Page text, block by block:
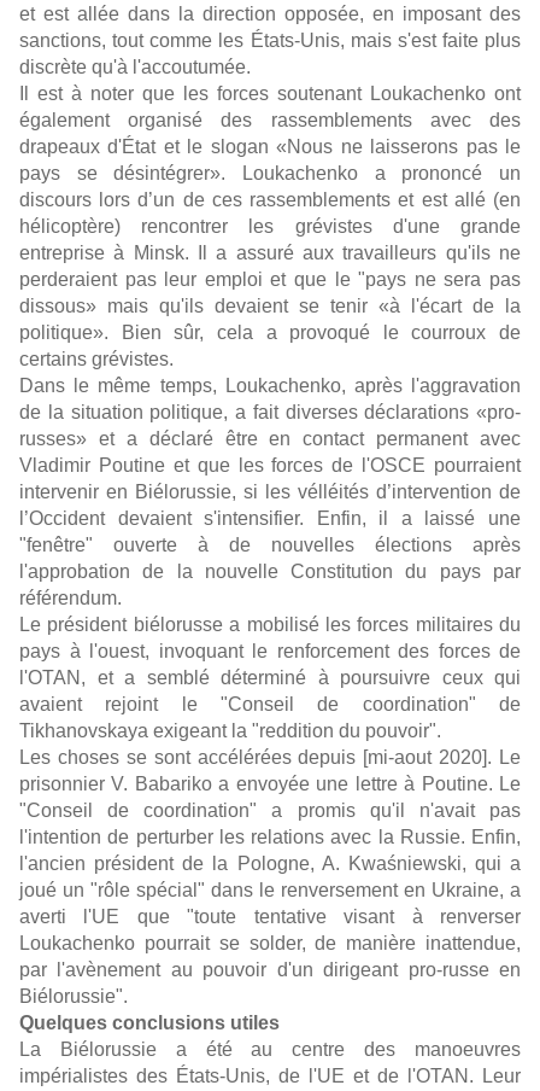
et est allée dans la direction opposée, en imposant des
sanctions, tout comme les États-Unis, mais s'est faite plus
discrète qu'à l'accoutumée.
Il est à noter que les forces soutenant Loukachenko ont
également organisé des rassemblements avec des
drapeaux d'État et le slogan «Nous ne laisserons pas le
pays se désintégrer». Loukachenko a prononcé un
discours lors d’un de ces rassemblements et est allé (en
hélicoptère) rencontrer les grévistes d'une grande
entreprise à Minsk. Il a assuré aux travailleurs qu'ils ne
perderaient pas leur emploi et que le "pays ne sera pas
dissous» mais qu'ils devaient se tenir «à l'écart de la
politique». Bien sûr, cela a provoqué le courroux de
certains grévistes.
Dans le même temps, Loukachenko, après l'aggravation
de la situation politique, a fait diverses déclarations «pro-
russes» et a déclaré être en contact permanent avec
Vladimir Poutine et que les forces de l'OSCE pourraient
intervenir en Biélorussie, si les vélléités d’intervention de
l’Occident devaient s'intensifier. Enfin, il a laissé une
"fenêtre" ouverte à de nouvelles élections après
l'approbation de la nouvelle Constitution du pays par
référendum.
Le président biélorusse a mobilisé les forces militaires du
pays à l'ouest, invoquant le renforcement des forces de
l'OTAN, et a semblé déterminé à poursuivre ceux qui
avaient rejoint le "Conseil de coordination" de
Tikhanovskaya exigeant la "reddition du pouvoir".
Les choses se sont accélérées depuis [mi-aout 2020]. Le
prisonnier V. Babariko a envoyée une lettre à Poutine. Le
"Conseil de coordination" a promis qu'il n'avait pas
l'intention de perturber les relations avec la Russie. Enfin,
l'ancien président de la Pologne, A. Kwaśniewski, qui a
joué un "rôle spécial" dans le renversement en Ukraine, a
averti l'UE que "toute tentative visant à renverser
Loukachenko pourrait se solder, de manière inattendue,
par l'avènement au pouvoir d'un dirigeant pro-russe en
Biélorussie".
Quelques conclusions utiles
La Biélorussie a été au centre des manoeuvres
impérialistes des États-Unis, de l'UE et de l'OTAN. Leur